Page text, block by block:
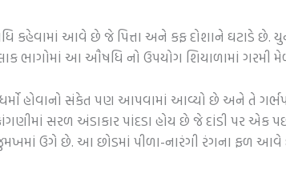
આવે છે જે પિત્તા અને કફ દોશાને ઘટાડે છે.
ભાગોમાં આ ઔષધિ નો ઉપયોગ શિયાળામાં ગરમી
હોવાનો સંકેત પણ આપવામાં આવ્યો છે અને તે
સરળ અંડાકાર પાંદડા હોય છે જે દાંડી પર એક
ઉગે છે. આ છોડમાં પીળા-નારંગી રંગના ફળ આવે